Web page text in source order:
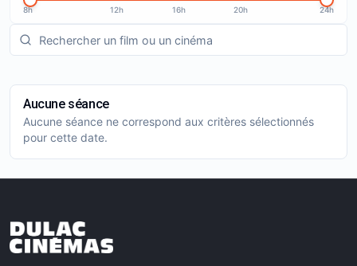
8h 12h 16h 20h 24h
Aucune séance
Aucune séance ne correspond aux critères sélectionnés
pour cette date.